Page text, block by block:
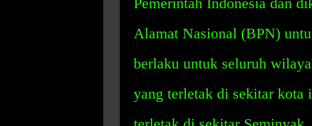
Alamat Nasional (BPN)
berlaku untuk seluruh
yang terletak di sekitar kota